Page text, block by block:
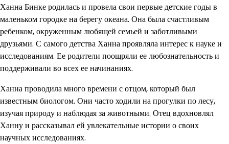
Ханна Бинке родилась и провела свои первые детские годы в
маленьком городке на берегу океана. Она была счастливым
ребенком, окруженным любящей семьей и заботливыми
друзьями. С самого детства Ханна проявляла интерес к науке и
исследованиям. Ее родители поощряли ее любознательность и
поддерживали во всех ее начинаниях.
Ханна проводила много времени с отцом, который был
известным биологом. Они часто ходили на прогулки по лесу,
изучая природу и наблюдая за животными. Отец вдохновлял
Ханну и рассказывал ей увлекательные истории о своих
научных исследованиях.